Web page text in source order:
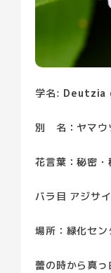
学名: Deutzia
別 名：ヤマウ
花言葉：秘密
バラ目 アジサ
場所：緑化セ
蕾の時から真